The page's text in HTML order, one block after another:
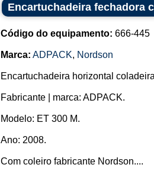
Encartuchadeira fechadora
Código do equipamento: 666-445
Marca: ADPACK, Nordson
Encartuchadeira horizontal
Fabricante | marca: ADPACK.
Modelo: ET 300 M.
Ano: 2008.
Com coleiro fabricante Nordson....